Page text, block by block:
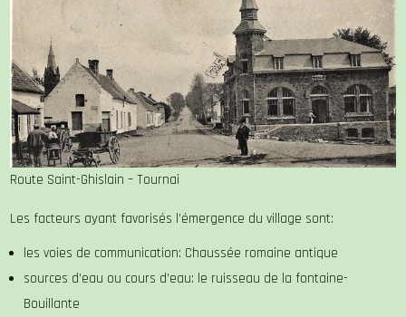
Route Saint-Ghislain – Tournai
Les facteurs ayant favorisés l’émergence du village sont:
les voies de communication: Chaussée romaine antique
sources d’eau ou cours d’eau: le ruisseau de la fontaine-
Bouillante